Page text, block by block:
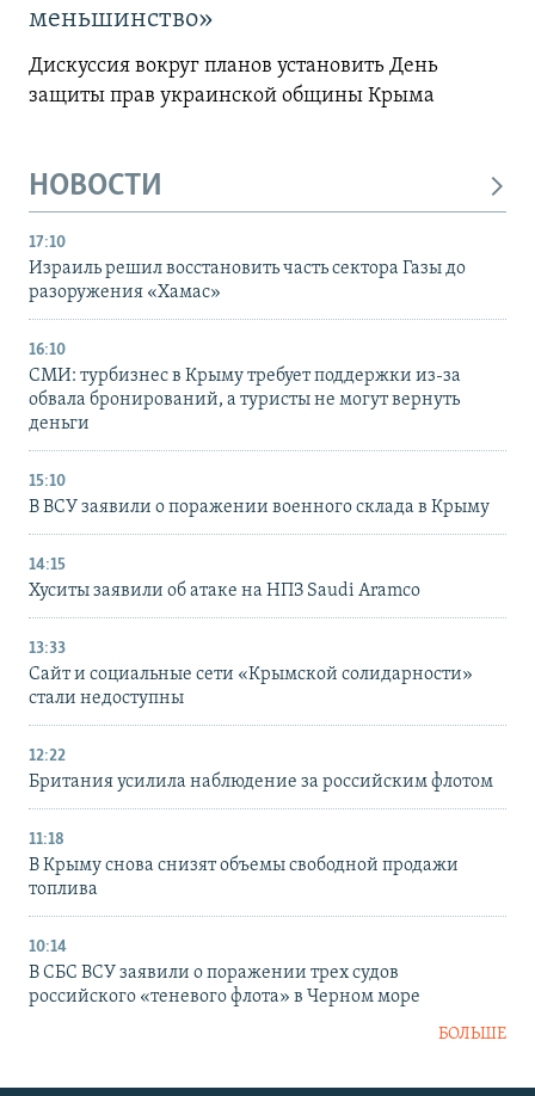
меньшинство»
Дискуссия вокруг планов установить День
защиты прав украинской общины Крыма
НОВОСТИ
17:10
Израиль решил восстановить часть сектора Газы до
разоружения «Хамас»
16:10
СМИ: турбизнес в Крыму требует поддержки из-за
обвала бронирований, а туристы не могут вернуть
деньги
15:10
В ВСУ заявили о поражении военного склада в Крыму
14:15
Хуситы заявили об атаке на НПЗ Saudi Aramco
13:33
Сайт и социальные сети «Крымской солидарности»
стали недоступны
12:22
Британия усилила наблюдение за российским флотом
11:18
В Крыму снова снизят объемы свободной продажи
топлива
10:14
В СБС ВСУ заявили о поражении трех судов
российского «теневого флота» в Черном море
БОЛЬШЕ